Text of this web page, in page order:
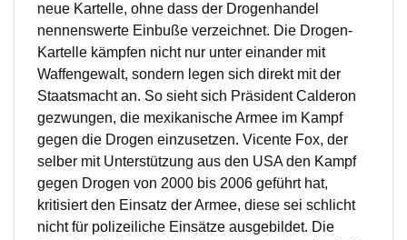
neue Kartelle, ohne dass der Drogenhandel
nennenswerte Einbuße verzeichnet. Die Drogen-
Kartelle kämpfen nicht nur unter einander mit
Waffengewalt, sondern legen sich direkt mit der
Staatsmacht an. So sieht sich Präsident Calderon
gezwungen, die mexikanische Armee im Kampf
gegen die Drogen einzusetzen. Vicente Fox, der
selber mit Unterstützung aus den USA den Kampf
gegen Drogen von 2000 bis 2006 geführt hat,
kritisiert den Einsatz der Armee, diese sei schlicht
nicht für polizeiliche Einsätze ausgebildet. Die